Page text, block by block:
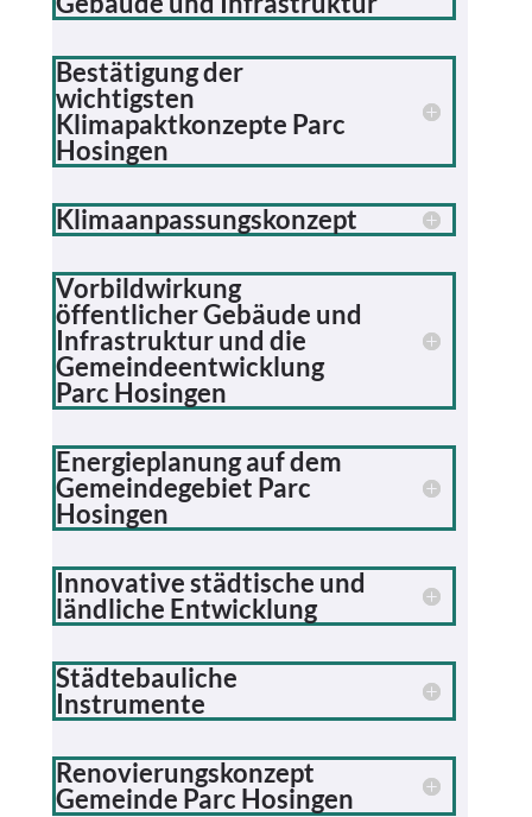
Bestätigung der
wichtigsten
Klimapaktkonzepte Parc
Hosingen
Klimaanpassungskonzept
Vorbildwirkung
öffentlicher Gebäude und
Infrastruktur und die
Gemeindeentwicklung
Parc Hosingen
Energieplanung auf dem
Gemeindegebiet Parc
Hosingen
Innovative städtische und
ländliche Entwicklung
Städtebauliche
Instrumente
Renovierungskonzept
Gemeinde Parc Hosingen